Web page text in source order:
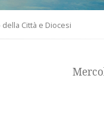
Città e Diocesi